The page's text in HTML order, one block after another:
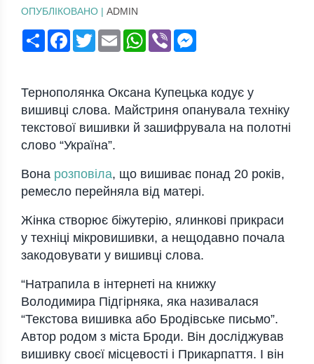
ОПУБЛІКОВАНО | ADMIN
ПоширитиFacebook
TwitterEmail WhatsApp
Viber
Тернополянка Оксана Купецька кодує у
вишивці слова. Майстриня опанувала техніку
текстової вишивки й зашифрувала на полотні
слово “Україна”.
Вона розповіла, що вишиває понад 20 років,
ремесло перейняла від матері.
Жінка створює біжутерію, ялинкові прикраси
у техніці мікровишивки, а нещодавно почала
закодовувати у вишивці слова.
“Натрапила в інтернеті на книжку
Володимира Підгірняка, яка називалася
“Текстова вишивка або Бродівське письмо”.
Автор родом з міста Броди. Він досліджував
вишивку своєї місцевості і Прикарпаття. І він